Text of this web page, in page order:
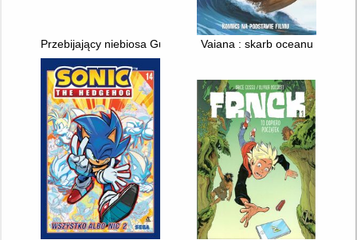
Przebijający niebiosa Gurren Lagann. Vol. 001
Vaiana : skarb oceanu